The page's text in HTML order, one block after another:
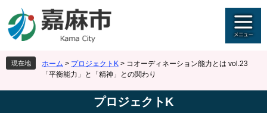
ジ
先
頭
す
ュ
を
飛
し
現在地 ホーム > プロジェクトK > コオーディネーション能力とは vol.23
「平衡能力」と「精神」との関わり
プロジェクトK